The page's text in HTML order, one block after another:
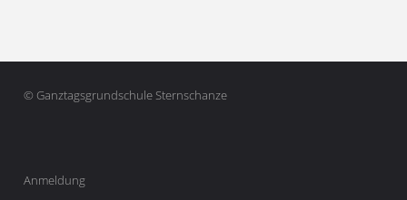
© Ganztagsgrundschule Sternschanze
Anmeldung